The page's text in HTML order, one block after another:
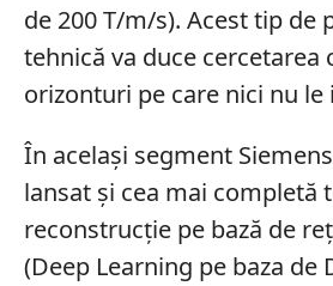
de 200 T/m/s). Acest tip de
tehnică va duce cercetarea
orizonturi pe care nici nu
În același segment
lansat și cea mai completă
reconstrucție pe bază de
(Deep Learning pe baza de